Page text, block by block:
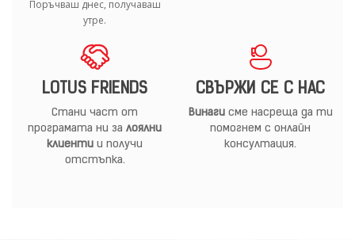
Поръчваш днес, получаваш
утре.
LOTUS FRIENDS
Стани част от
програмата ни за лоялни
клиенти и получи
отстъпка.
СВЪРЖИ СЕ С НАС
Винагисме насреща да ти
помогнем с онлайн
консултация.